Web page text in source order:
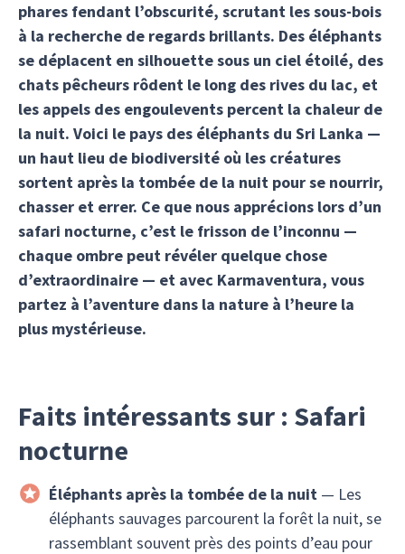
phares fendant l’obscurité, scrutant les sous-bois
à la recherche de regards brillants. Des éléphants
se déplacent en silhouette sous un ciel étoilé, des
chats pêcheurs rôdent le long des rives du lac, et
les appels des engoulevents percent la chaleur de
la nuit. Voici le pays des éléphants du Sri Lanka —
un haut lieu de biodiversité où les créatures
sortent après la tombée de la nuit pour se nourrir,
chasser et errer. Ce que nous apprécions lors d’un
safari nocturne, c’est le frisson de l’inconnu —
chaque ombre peut révéler quelque chose
d’extraordinaire — et avec Karmaventura, vous
partez à l’aventure dans la nature à l’heure la
plus mystérieuse.
Faits intéressants sur : Safari
nocturne
Éléphants après la tombée de la nuit— Les
éléphants sauvages parcourent la forêt la nuit, se
rassemblant souvent près des points d’eau pour